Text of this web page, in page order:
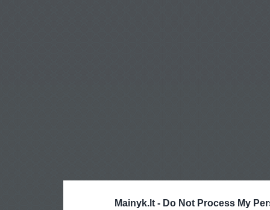
Mainyk.lt - Do Not Process My